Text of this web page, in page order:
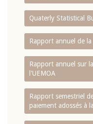
Quaterly Statistical
Rapport annuel de
Rapport annuel sur
l'UEMOA
Rapport semestriel
paiement adossés à